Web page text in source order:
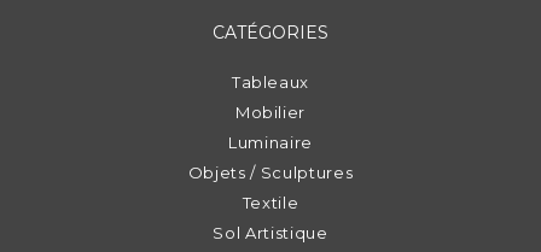
CATÉGORIES
Tableaux
Mobilier
Luminaire
Objets / Sculptures
Textile
Sol Artistique